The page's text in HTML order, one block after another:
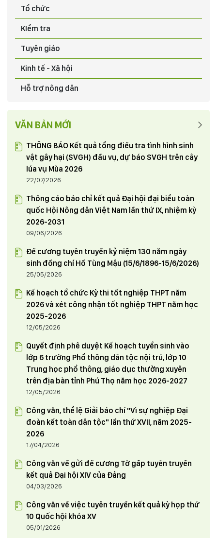
CHƯƠNG TRÌNH HỖ TRỢ PHÁT TRIỂN SẢN XUẤT CHO
NÔNG DÂN XÃ THẠCH SƠN TỪ DỰ ÁN “CHĂN NUÔI BÒ
SNH SẢN”
03/06/2024
Chia tay đồng chí Dương Đình Khắc nhận nhiệm vụ
mới và đón đồng chí Quyền Mạnh Cường - Trưởng
phòng Tổng hợp Văn phòng Tỉnh uỷ điều động và chỉ
định tham gia Đảng đoàn Hội Nông dân tỉnh từ ngày
03/06/2024
HỘI NÔNG DÂN TỈNH PHÚ THỌ THAM GIA TUẦN HÀNG
GIỚI THIỆU, QUẢNG BÁ SẢN PHẨM NÔNG NGHIỆP TIÊU
TẠI THỦ ĐÔ HÀ NỘI
23/05/2024
Tổ chức
KIểm tra
Tuyên giáo
Kinh tế - Xã hội
Hỗ trợ nông dân
VĂN BẢN MỚI
THÔNG BÁO Kết quả tổng điều tra tình hình sinh
vật gây hại (SVGH) đầu vụ, dự báo SVGH trên cây
lúa vụ Mùa 2026
22/07/2026
Thông cáo báo chỉ kết quả Đại hội đại biểu toàn
quốc Hội Nông dân Việt Nam lần thứ IX, nhiệm kỳ
2026-2031
09/06/2026
Đề cương tuyên truyền kỷ niệm 130 năm ngày
sinh đồng chí Hồ Tùng Mậu (15/6/1896-15/6/2026)
25/05/2026
Kế hoạch tổ chức Kỳ thi tốt nghiệp THPT năm
2026 và xét công nhận tốt nghiệp THPT năm học
2025-2026
12/05/2026
Quyết định phê duyệt Kế hoạch tuyển sinh vào
lớp 6 trường Phổ thông dân tộc nội trú, lớp 10
Trung học phổ thông, giáo dục thường xuyên
trên địa bàn tỉnh Phú Thọ năm học 2026-2027
12/05/2026
Công văn, thể lệ Giải báo chí "Vì sự nghiệp Đại
đoàn kết toàn dân tộc" lần thứ XVII, năm 2025-
2026
17/04/2026
Công văn về gửi đề cương Tờ gấp tuyên truyền
kết quả Đại hội XIV của Đảng
04/03/2026
Công văn về việc tuyên truyền kết quả kỳ họp thứ
10 Quốc hội khóa XV
05/01/2026